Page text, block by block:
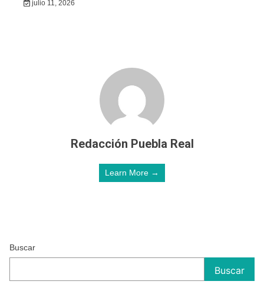
julio 11, 2026
Redacción Puebla Real
Learn More →
Buscar
Buscar